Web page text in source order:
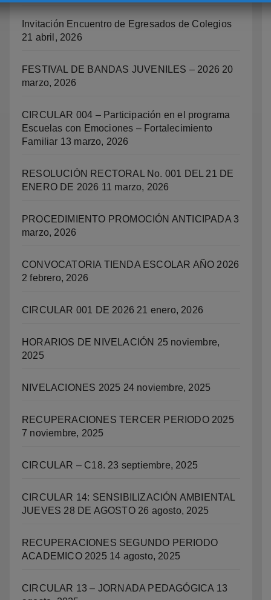
Invitación Encuentro de Egresados de Colegios
21 abril, 2026
FESTIVAL DE BANDAS JUVENILES – 2026 20
marzo, 2026
CIRCULAR 004 – Participación en el programa
Escuelas con Emociones – Fortalecimiento
Familiar 13 marzo, 2026
RESOLUCIÓN RECTORAL No. 001 DEL 21 DE
ENERO DE 2026 11 marzo, 2026
PROCEDIMIENTO PROMOCIÓN ANTICIPADA 3
marzo, 2026
CONVOCATORIA TIENDA ESCOLAR AÑO 2026
2 febrero, 2026
CIRCULAR 001 DE 2026 21 enero, 2026
HORARIOS DE NIVELACIÓN 25 noviembre,
2025
NIVELACIONES 2025 24 noviembre, 2025
RECUPERACIONES TERCER PERIODO 2025
7 noviembre, 2025
CIRCULAR – C18. 23 septiembre, 2025
CIRCULAR 14: SENSIBILIZACIÓN AMBIENTAL
JUEVES 28 DE AGOSTO 26 agosto, 2025
RECUPERACIONES SEGUNDO PERIODO
ACADEMICO 2025 14 agosto, 2025
CIRCULAR 13 – JORNADA PEDAGÓGICA 13